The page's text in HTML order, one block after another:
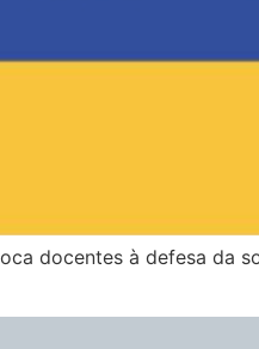
docentes à defesa da